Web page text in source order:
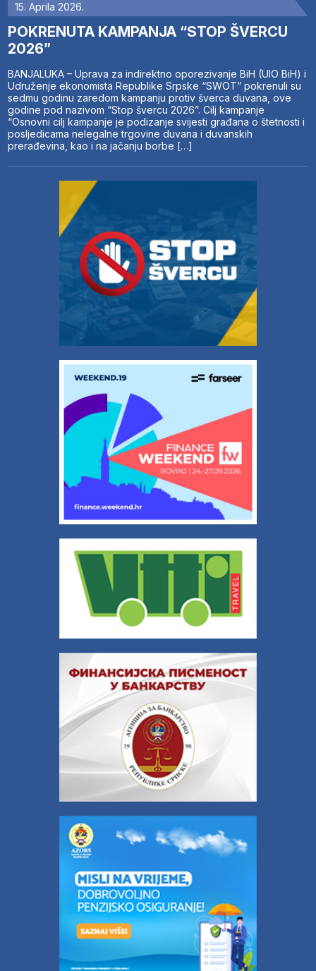
15. Aprila 2026.
POKRENUTA KAMPANJA “STOP ŠVERCU
2026”
BANJALUKA – Uprava za indirektno oporezivanje BiH (UIO BiH) i
Udruženje ekonomista Republike Srpske “SWOT” pokrenuli su
sedmu godinu zaredom kampanju protiv šverca duvana, ove
godine pod nazivom “Stop švercu 2026”. Cilj kampanje
“Osnovni cilj kampanje je podizanje svijesti građana o štetnosti i
posljedicama nelegalne trgovine duvana i duvanskih
prerađevina, kao i na jačanju borbe […]